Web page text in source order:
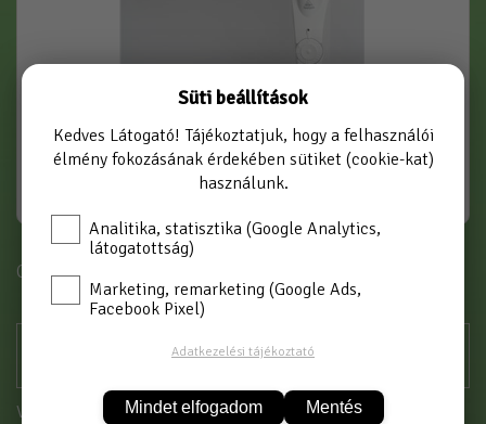
Cikkszám: GE-1200W
Vásárláshoz kérjük jelentkezzen be!
Süti beállítások
Kedves Látogató! Tájékoztatjuk, hogy a felhasználói
élmény fokozásának érdekében sütiket (cookie-kat)
használunk.
Analitika, statisztika (Google Analytics,
látogatottság)
Marketing, remarketing (Google Ads,
Facebook Pixel)
Adatkezelési tájékoztató
Mindet elfogadom Mentés